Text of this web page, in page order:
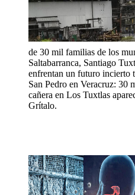
de 30 mil familias de los
Saltabarranca, Santiago
enfrentan un futuro incierto
San Pedro en Veracruz: 30
cañera en Los Tuxtlas
Grítalo.